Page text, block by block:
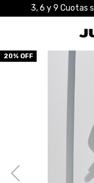
3, 6 y 9 Cuotas
20% OFF